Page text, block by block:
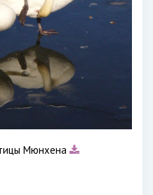
Мюнхена